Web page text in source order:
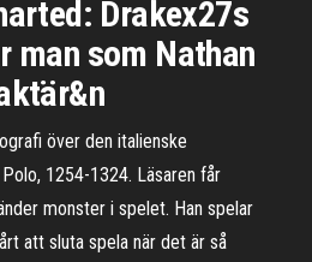
Drakex27s
man som Nathan
över den italienske
1254-1324. Läsaren får
monster i spelet. Han spelar
att sluta spela när det är så